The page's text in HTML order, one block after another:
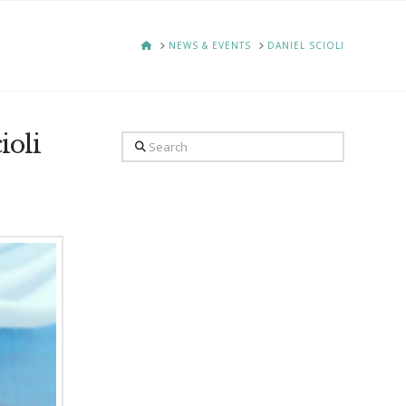
HOMENEWS & EVENTS DANIEL SCIOLI
Search